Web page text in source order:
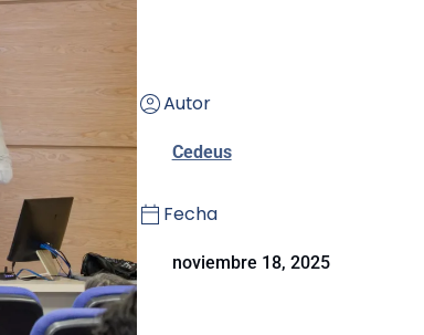
Autor
Cedeus
Fecha
noviembre 18, 2025